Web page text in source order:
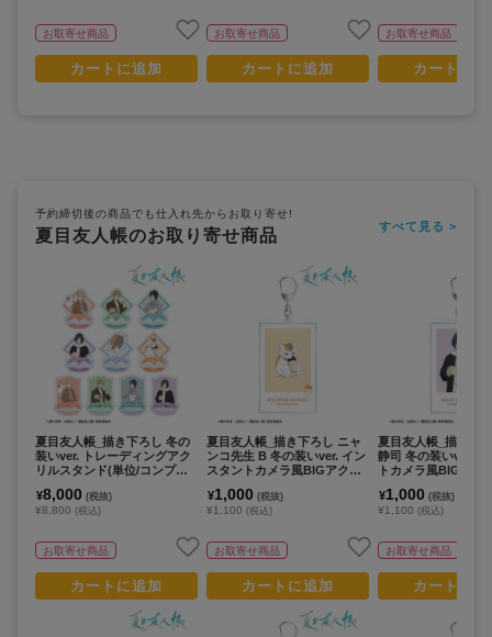
お取寄せ商品
カートに追加
お取寄せ商品
カートに追加
お取寄せ商品
カートに
予約締切後の商品でも仕入れ先からお取り寄せ!
夏目友人帳のお取り寄せ商品 すべて見る >
夏目友人帳_描き下ろし 冬の
装いver. トレーディングアク
リルスタンド(単位/コンプリ
¥8,000 (税抜)
¥8,800 (税込)
お取寄せ商品
カートに追加
夏目友人帳_描き下ろし ニャ
ンコ先生 B 冬の装いver. イン
スタントカメラ風BIGアクリ
¥1,000 (税抜)
¥1,100 (税込)
お取寄せ商品
カートに追加
夏目友人帳_描き下
静司 冬の装いver. イ
トカメラ風BIGアク
¥1,000 (税抜)
¥1,100 (税込)
お取寄せ商品
カートに